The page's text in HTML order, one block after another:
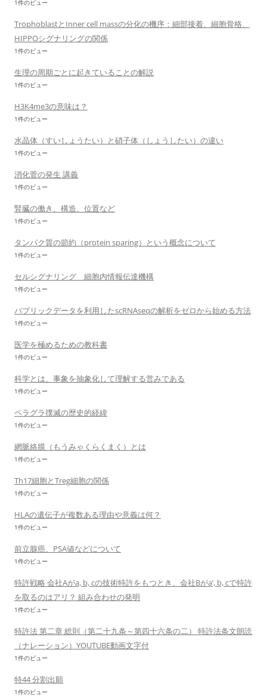
1件のビュー
TrophoblastとInner cell massの分化の機序：細部接着、細胞骨格、
HIPPOシグナリングの関係
1件のビュー
生理の周期ごとに起きていることの解説
1件のビュー
H3K4me3の意味は？
1件のビュー
水晶体（すいしょうたい）と硝子体（しょうしたい）の違い
1件のビュー
消化菅の発生 講義
1件のビュー
腎臓の働き、構造、位置など
1件のビュー
タンパク質の節約（protein sparing）という概念について
1件のビュー
セルシグナリング 細胞内情報伝達機構
1件のビュー
パブリックデータを利用したscRNAseqの解析をゼロから始める方法
1件のビュー
医学を極めるための教科書
1件のビュー
科学とは、事象を抽象化して理解する営みである
1件のビュー
ペラグラ撲滅の歴史的経緯
1件のビュー
網脈絡膜（もうみゃくらくまく）とは
1件のビュー
Th17細胞とTreg細胞の関係
1件のビュー
HLAの遺伝子が複数ある理由や意義は何？
1件のビュー
前立腺癌、PSA値などについて
1件のビュー
特許戦略 会社Aがa, b, cの技術特許をもつとき、会社Bがa’, b, cで特許
を取るのはアリ？ 組み合わせの発明
1件のビュー
特許法 第二章 総則（第二十九条～第四十六条の二） 特許法条文朗読
（ナレーション）YOUTUBE動画文字付
1件のビュー
特44 分割出願
1件のビュー